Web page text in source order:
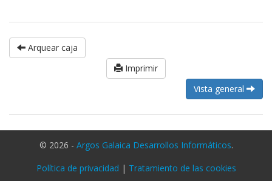
Arquear caja
Imprimir
Vista general
© 2026 - Argos Galaica Desarrollos Informáticos.
Política de privacidad | Tratamiento de las cookies